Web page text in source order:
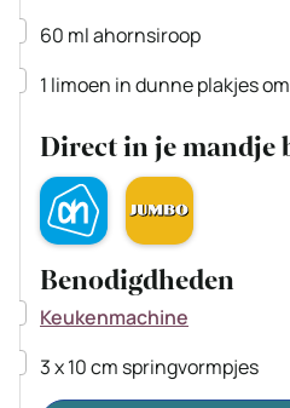
▢
60 mlahornsiroop
▢
1 limoen in dunne plakjes
Direct in je mandje
Benodigdheden
▢
Keukenmachine
▢
3 x 10 cm springvormpjes